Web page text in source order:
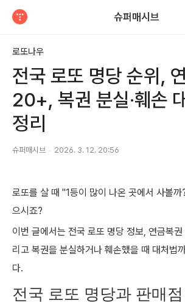
슈퍼매시브
로또나우
전국 로또 명당 순위,
20+, 복권 분실·훼손
정리
슈퍼매시브 2026. 3. 12. 20:56
로또를 살 때 "1등이 많이 나온 곳에서 사볼
으시죠?
이번 글에서는 전국 로또 명당 정보, 연금복
리고 복권을 분실하거나 훼손했을 때 대처법
다.
전국 로또 명당과 판매